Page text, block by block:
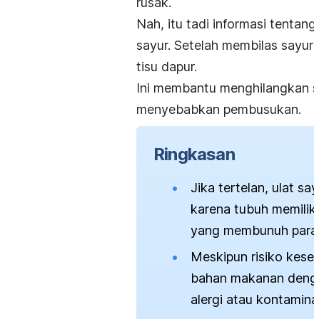
Nah, itu tadi informasi
sayur. Setelah membilas
tisu dapur.
Ini membantu
menyebabkan pembusukan.
Ringkasan
Jika tertelan, ulat
karena tubuh
yang membunuh
Meskipun risiko
bahan makanan
alergi atau